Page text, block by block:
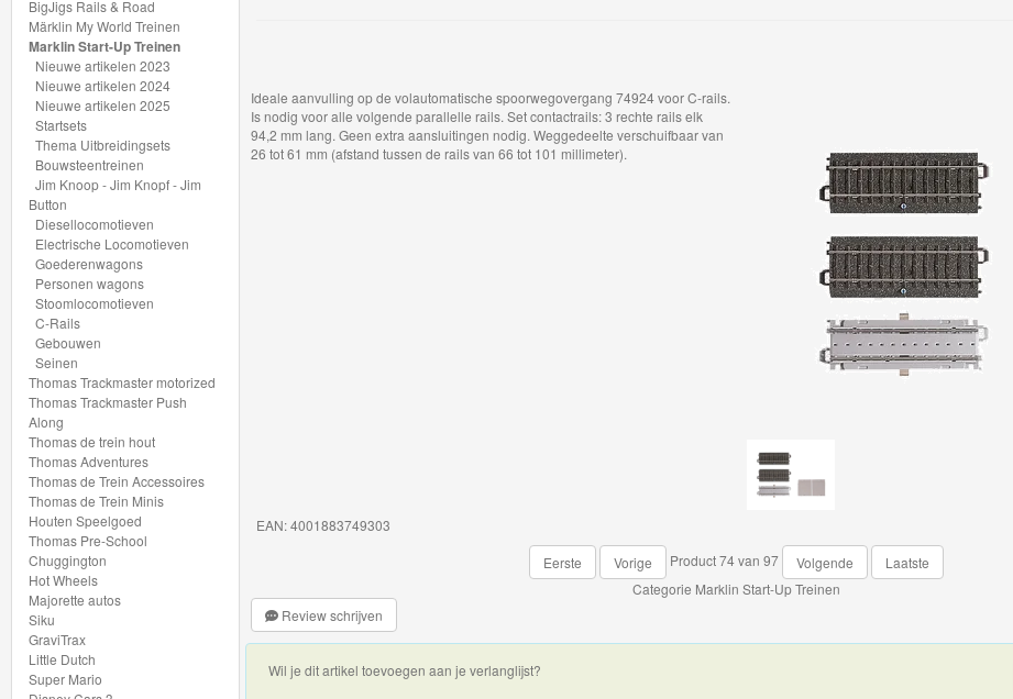
Rails
&
Road
Märklin
My
World
Treinen
Marklin
Start-
Up
Treinen
Nieuwe
artikelen
2023
Nieuwe
artikelen
2024
Nieuwe
Ideale aanvulling op de volautomatische spoorwegovergang74924voor C-rails.
Is nodig voor alle volgende parallelle rails. Set contactrails: 3 rechte rails elk
94,2 mm lang. Geen extra aansluitingen nodig. Weggedeelte verschuifbaar van
26 tot 61 mm (afstand tussen de rails van 66 tot 101 millimeter).
EAN: 4001883749303
Eerste
Vorige Product 74 van 97 Volgende
Laatste
Categorie Marklin Start-Up Treinen
Review schrijven
Wil je dit artikel toevoegen aan je verlanglijst?
BigJigs Rails & Road
Märklin My World Treinen
Marklin Start-Up Treinen
Nieuwe artikelen 2023
Nieuwe artikelen 2024
Nieuwe artikelen 2025
Startsets
Thema Uitbreidingsets
Bouwsteentreinen
Jim Knoop - Jim Knopf - Jim
Button
Diesellocomotieven
Electrische Locomotieven
Goederenwagons
Personen wagons
Stoomlocomotieven
C-Rails
Gebouwen
Seinen
Thomas Trackmaster motorized
Thomas Trackmaster Push
Along
Thomas de trein hout
Thomas Adventures
Thomas de Trein Accessoires
Thomas de Trein Minis
Houten Speelgoed
Thomas Pre-School
Chuggington
Hot Wheels
Majorette autos
Siku
GraviTrax
Little Dutch
Super Mario